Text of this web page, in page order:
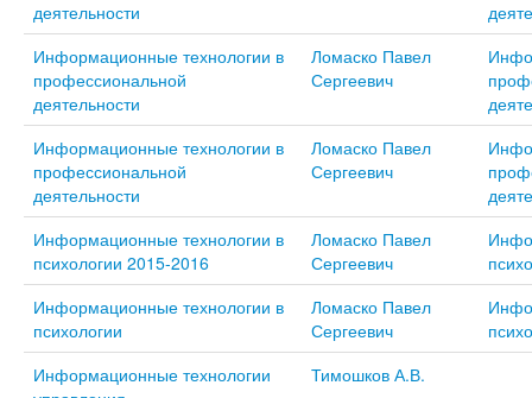
деятельности
Информационные технологии в
профессиональной
деятельности
Ломаско Павел
Сергеевич
Информационные технологии в
профессиональной
деятельности
Ломаско Павел
Сергеевич
Информационные технологии в
психологии 2015-2016
Ломаско Павел
Сергеевич
Информационные технологии в
психологии
Ломаско Павел
Сергеевич
Информационные технологии
Тимошков А.В.